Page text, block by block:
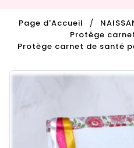
Page d'Accueil
Protège
Protège carnet de santé